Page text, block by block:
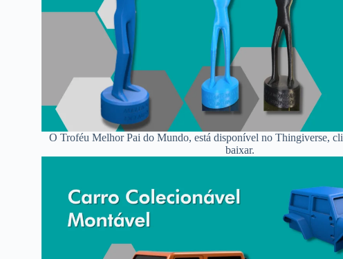
O Troféu Melhor Pai do Mundo, está disponível no Thingiverse,
baixar.